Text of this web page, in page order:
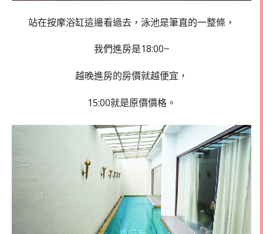
站在按摩浴缸這邊看過去，泳池是筆直的一整條，
我們進房是18:00~
越晚進房的房價就越便宜，
15:00就是原價價格。